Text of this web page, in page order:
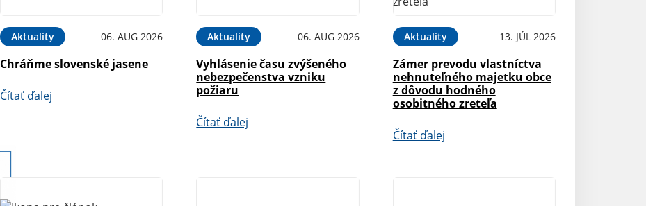
Aktuality 06. AUG 2026
Chráňme slovenské jasene
Čítať ďalej
Aktuality 06. AUG 2026
Vyhlásenie času zvýšeného
nebezpečenstva vzniku
požiaru
Čítať ďalej
Aktuality 13. JÚL 2026
Zámer prevodu vlastníctva
nehnuteľného majetku obce
z dôvodu hodného
osobitného zreteľa
Čítať ďalej